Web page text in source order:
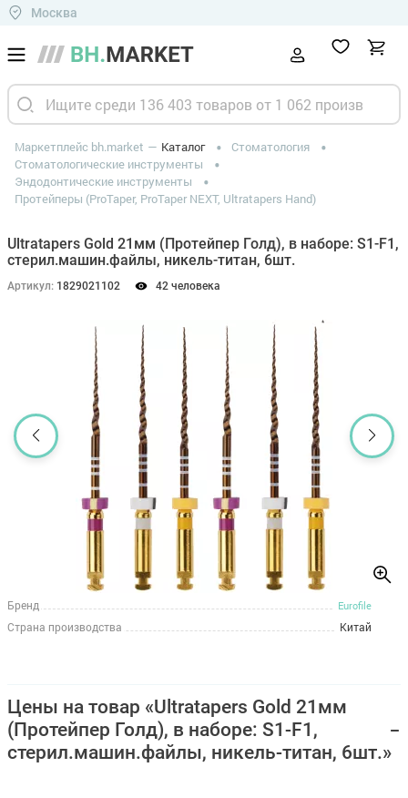
Москва
Маркетплейс bh.market Каталог
Стоматология
Стоматологические инструменты
Эндодонтические инструменты
Протейперы (ProTaper, ProTaper NEXT, Ultratapers Hand)
Ultratapers Gold 21мм (Протейпер Голд), в наборе: S1-F1,
стерил.машин.файлы, никель-титан, 6шт.
Артикул: 1829021102 42 человека
Бренд Eurofile
Страна производства Китай
Цены на товар «Ultratapers Gold 21мм
(Протейпер Голд), в наборе: S1-F1,
стерил.машин.файлы, никель-титан, 6шт.»